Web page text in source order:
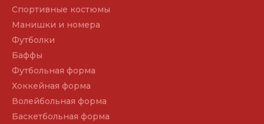
Спортивные костюмы
Манишки и номера
Футболки
Баффы
Футбольная форма
Хоккейная форма
Волейбольная форма
Баскетбольная форма